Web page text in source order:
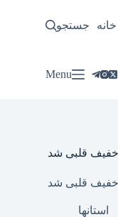
خانه سیاسی
جستجو
Menu
قلبی شد
قلبی شد
استانها